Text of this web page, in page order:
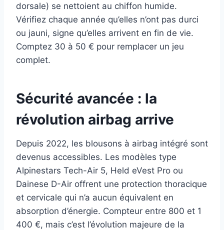
dorsale) se nettoient au chiffon humide.
Vérifiez chaque année qu’elles n’ont pas durci
ou jauni, signe qu’elles arrivent en fin de vie.
Comptez 30 à 50 € pour remplacer un jeu
complet.
Sécurité avancée : la
révolution airbag arrive
Depuis 2022, les blousons à airbag intégré sont
devenus accessibles. Les modèles type
Alpinestars Tech-Air 5, Held eVest Pro ou
Dainese D-Air offrent une protection thoracique
et cervicale qui n’a aucun équivalent en
absorption d’énergie. Compteur entre 800 et 1
400 €, mais c’est l’évolution majeure de la